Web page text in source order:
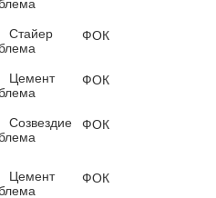
Стайер
ФОК
Цемент
ФОК
Созвездие ФОК
Цемент
ФОК